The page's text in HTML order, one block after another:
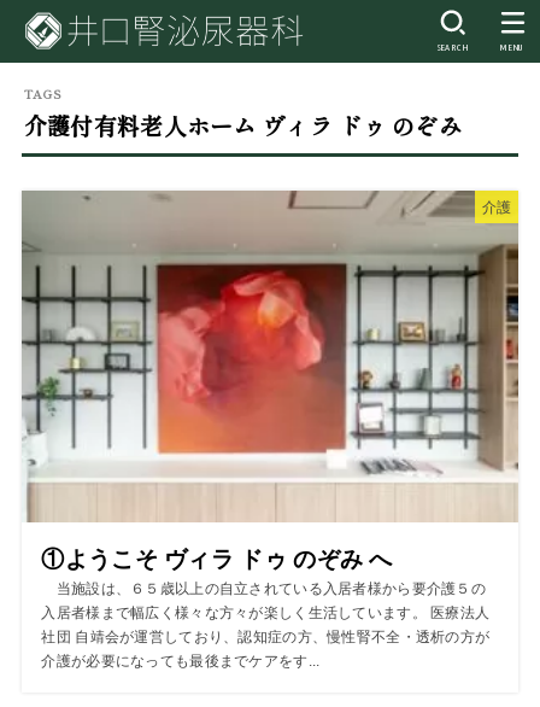
SEARCH MENU
介護付有料老人ホーム ヴィラ ドゥ のぞみ
介護
①ようこそ ヴィラ ドゥ のぞみ へ
当施設は、６５歳以上の自立されている入居者様から要介護５の
入居者様まで幅広く様々な方々が楽しく生活しています。 医療法人
社団 自靖会が運営しており、認知症の方、慢性腎不全・透析の方が
介護が必要になっても最後までケアをす...